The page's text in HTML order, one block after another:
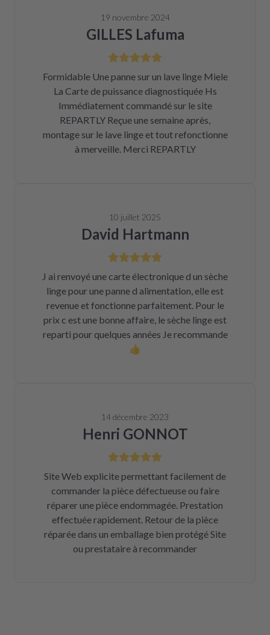
19 novembre 2024
GILLES Lafuma
Formidable Une panne sur un lave linge Miele
La Carte de puissance diagnostiquée Hs
Immédiatement commandé sur le site
REPARTLY Reçue une semaine après,
montage sur le lave linge et tout refonctionne
à merveille. Merci REPARTLY
10 juillet 2025
David Hartmann
J ai renvoyé une carte électronique d un sèche
linge pour une panne d alimentation, elle est
revenue et fonctionne parfaitement. Pour le
prix c est une bonne affaire, le sèche linge est
reparti pour quelques années Je recommande
👍
14 décembre 2023
Henri GONNOT
Site Web explicite permettant facilement de
commander la pièce défectueuse ou faire
réparer une pièce endommagée. Prestation
effectuée rapidement. Retour de la pièce
réparée dans un emballage bien protégé Site
ou prestataire à recommander